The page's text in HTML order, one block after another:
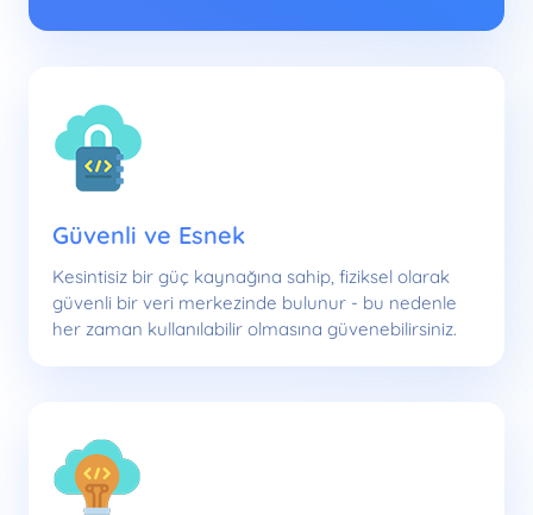
Güvenli ve Esnek
Kesintisiz bir güç kaynağına sahip, fiziksel olarak
güvenli bir veri merkezinde bulunur - bu nedenle
her zaman kullanılabilir olmasına güvenebilirsiniz.